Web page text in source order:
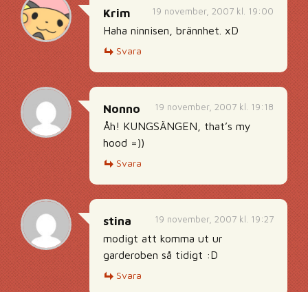
19 november, 2007 kl. 19:00
Krim
Haha ninnisen, brännhet. xD
Svara
19 november, 2007 kl. 19:18
Nonno
Åh! KUNGSÄNGEN, that’s my
hood =))
Svara
19 november, 2007 kl. 19:27
stina
modigt att komma ut ur
garderoben så tidigt :D
Svara